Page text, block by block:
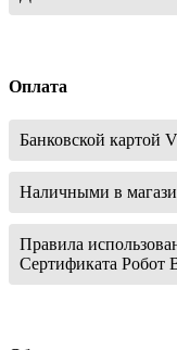
Оплата
Банковской картой
Наличными в
Правила
Сертификата Робот